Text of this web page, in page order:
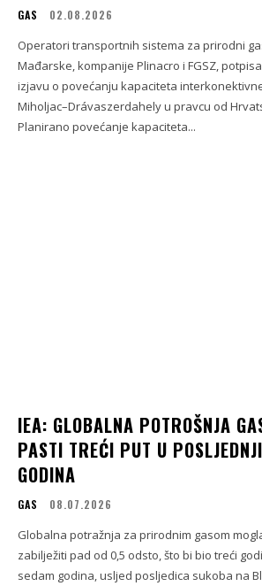
GAS 02.08.2026
Operatori transportnih sistema za prirodni
Mađarske, kompanije Plinacro i FGSZ,
izjavu o povećanju kapaciteta
Miholjac–Drávaszerdahely u pravcu od
Planirano povećanje kapaciteta...
IEA: GLOBALNA POTROŠNJA
PASTI TREĆI PUT U
GODINA
GAS 08.07.2026
Globalna potražnja za prirodnim gasom
zabilježiti pad od 0,5 odsto, što bi bio treći
sedam godina, usljed posljedica sukoba na